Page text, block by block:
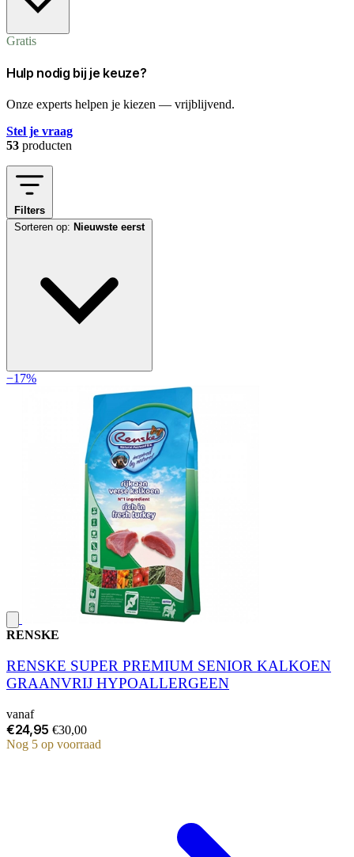
Gratis
Hulp nodig bij je keuze?
Onze experts helpen je kiezen — vrijblijvend.
Stel je vraag
53 producten
Filters
Sorteren op: Nieuwste eerst
−17%
RENSKE
RENSKE SUPER PREMIUM SENIOR KALKOEN
GRAANVRIJ HYPOALLERGEEN
vanaf
€24,95 €30,00
Nog 5 op voorraad